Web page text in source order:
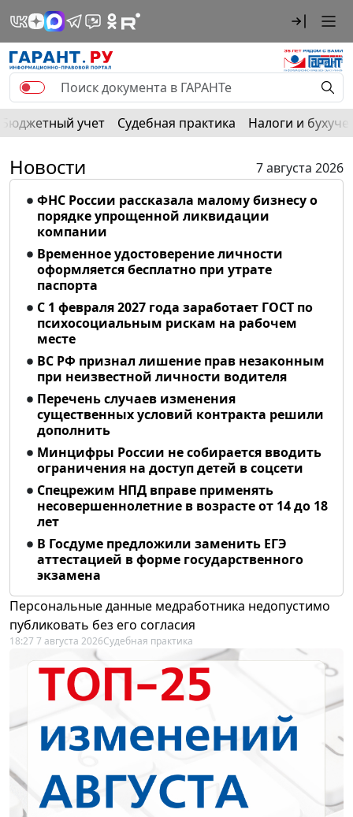
Бюджетный учет Судебная практика Налоги и
Новости
7 августа 2026
ФНС России рассказала малому бизнесу о
порядке упрощенной ликвидации
компании
Временное удостоверение личности
оформляется бесплатно при утрате
паспорта
С 1 февраля 2027 года заработает ГОСТ по
психосоциальным рискам на рабочем
месте
ВС РФ признал лишение прав незаконным
при неизвестной личности водителя
Перечень случаев изменения
существенных условий контракта решили
дополнить
Минцифры России не собирается вводить
ограничения на доступ детей в соцсети
Спецрежим НПД вправе применять
несовершеннолетние в возрасте от 14 до 18
лет
В Госдуме предложили заменить ЕГЭ
аттестацией в форме государственного
экзамена
Персональные данные медработника недопустимо
публиковать без его согласия
18:27 7 августа 2026Судебная практика